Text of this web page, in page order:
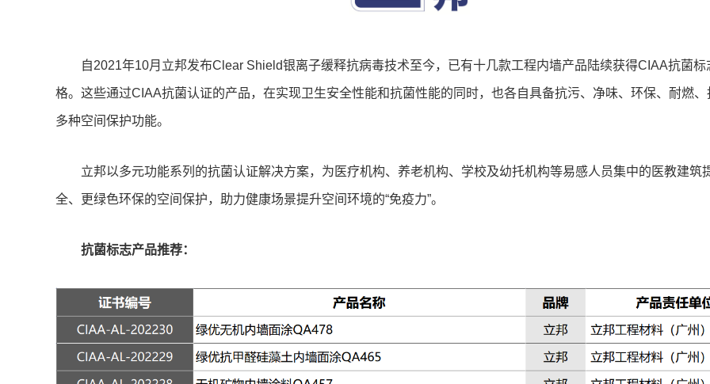
自2021年10月立邦发布Clear Shield银离子缓释抗病毒技术至今，已有十几款工程内墙产品陆续获得CIAA抗菌标
格。这些通过CIAA抗菌认证的产品，在实现卫生安全性能和抗菌性能的同时，也各自具备抗污、净味、环保、耐燃、
多种空间保护功能。
立邦以多元功能系列的抗菌认证解决方案，为医疗机构、养老机构、学校及幼托机构等易感人员集中的医教建筑
全、更绿色环保的空间保护，助力健康场景提升空间环境的“免疫力”。
抗菌标志产品推荐：